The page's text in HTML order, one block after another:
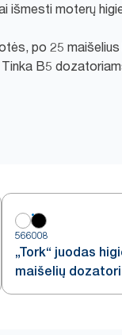
išmesti moterų
po 25 maišelius
B5
566008
„Tork“ juodas
maišelių